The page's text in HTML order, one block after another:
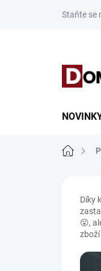
Staňte se
Domů
Díky
😮,